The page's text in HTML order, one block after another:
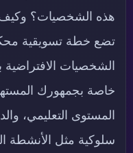
هذه الشخصيات؟
تضع خطة تسويقية محكة
الشخصيات الافتراضية
خاصة بجمهورك
المستوى التعليمي،
سلوكية مثل الأنشطة